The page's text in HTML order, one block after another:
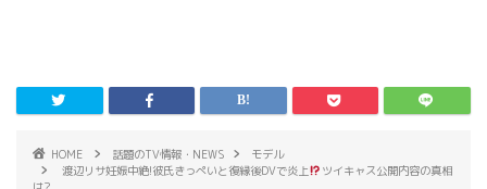
HOME 話題のTV情報・NEWS
モデル
渡辺リサ妊娠中絶!彼氏きっぺいと復縁後DVで炎上
ツイキャス公開内容の真相